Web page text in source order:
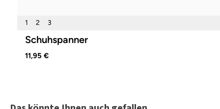
1 2 3
Schuhspanner
11,95 €
Produktgalerie überspringen